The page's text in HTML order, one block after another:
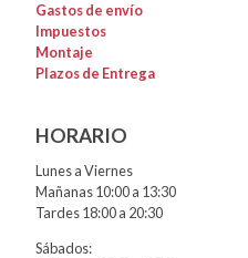
Gastos de envío
Impuestos
Montaje
Plazos de Entrega
HORARIO
Lunes a Viernes
Mañanas 10:00 a 13:30
Tardes 18:00 a 20:30
Sábados: